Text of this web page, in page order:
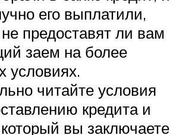
его выплатили,
предоставят ли вам
заем на более
условиях.
читайте условия
кредита и
вы заключаете